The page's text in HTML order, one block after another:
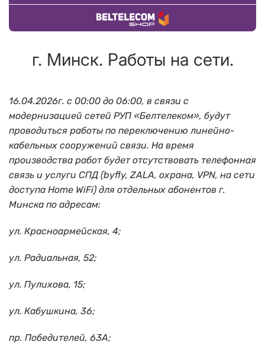
Купить товар
г. Минск. Работы на сети.
16.04.2026г. с 00:00 до 06:00, в связи с
модернизацией сетей РУП «Белтелеком», будут
проводиться работы по переключению линейно-
кабельных сооружений связи. На время
производства работ будет отсутствовать телефонная
связь и услуги СПД (byfly, ZALA, охрана, VPN, на сети
доступа Home WiFi) для отдельных абонентов г.
Минска по адресам:
ул. Красноармейская, 4;
ул. Радиальная, 52;
ул. Пулихова, 15;
ул. Кабушкина, 36;
пр. Победителей, 63А;